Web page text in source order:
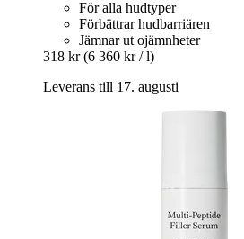
För alla hudtyper
Förbättrar hudbarriären
Jämnar ut ojämnheter
318 kr (6 360 kr / l)
Leverans till 17. augusti